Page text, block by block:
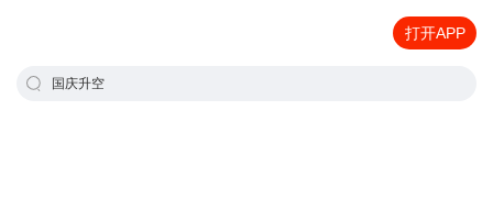
打开APP
国庆升空